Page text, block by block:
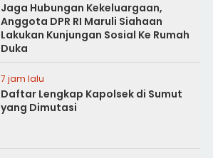
Jaga Hubungan Kekeluargaan,
Anggota DPR RI Maruli Siahaan
Lakukan Kunjungan Sosial Ke Rumah
Duka
7 jam lalu
Daftar Lengkap Kapolsek di Sumut
yang Dimutasi